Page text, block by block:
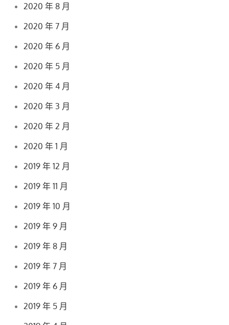
2020 年 8 月
2020 年 7 月
2020 年 6 月
2020 年 5 月
2020 年 4 月
2020 年 3 月
2020 年 2 月
2020 年 1 月
2019 年 12 月
2019 年 11 月
2019 年 10 月
2019 年 9 月
2019 年 8 月
2019 年 7 月
2019 年 6 月
2019 年 5 月